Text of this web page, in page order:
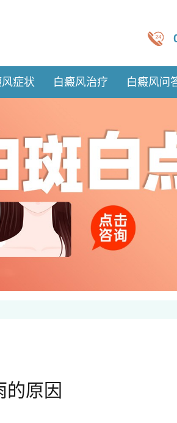
症状 白癜风治疗 白癜风问
的原因